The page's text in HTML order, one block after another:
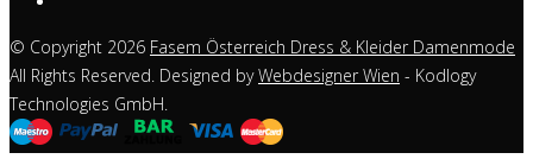
© Copyright 2026 Fasem Österreich Dress & Kleider Damenmode
All Rights Reserved. Designed byWebdesigner Wien - Kodlogy
Technologies GmbH.